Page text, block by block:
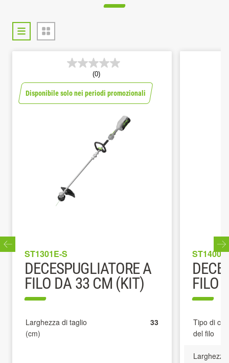
(0)
Disponibile solo nei periodi promozionali
ST1301E-S
DECESPUGLIATORE A
FILO DA 33 CM (KIT)
Larghezza di taglio
(cm)
33
FILO
Tipo di
del filo